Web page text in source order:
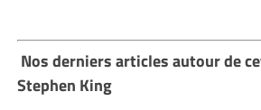
Nos derniers articles autour de
Stephen King